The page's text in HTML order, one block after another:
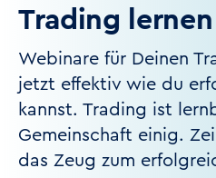
Trading
Webinare für Deinen
jetzt effektiv wie du
kannst. Trading ist
Gemeinschaft einig.
das Zeug zum